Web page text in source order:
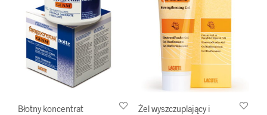
Błotny koncentrat
Żel wyszczuplający i